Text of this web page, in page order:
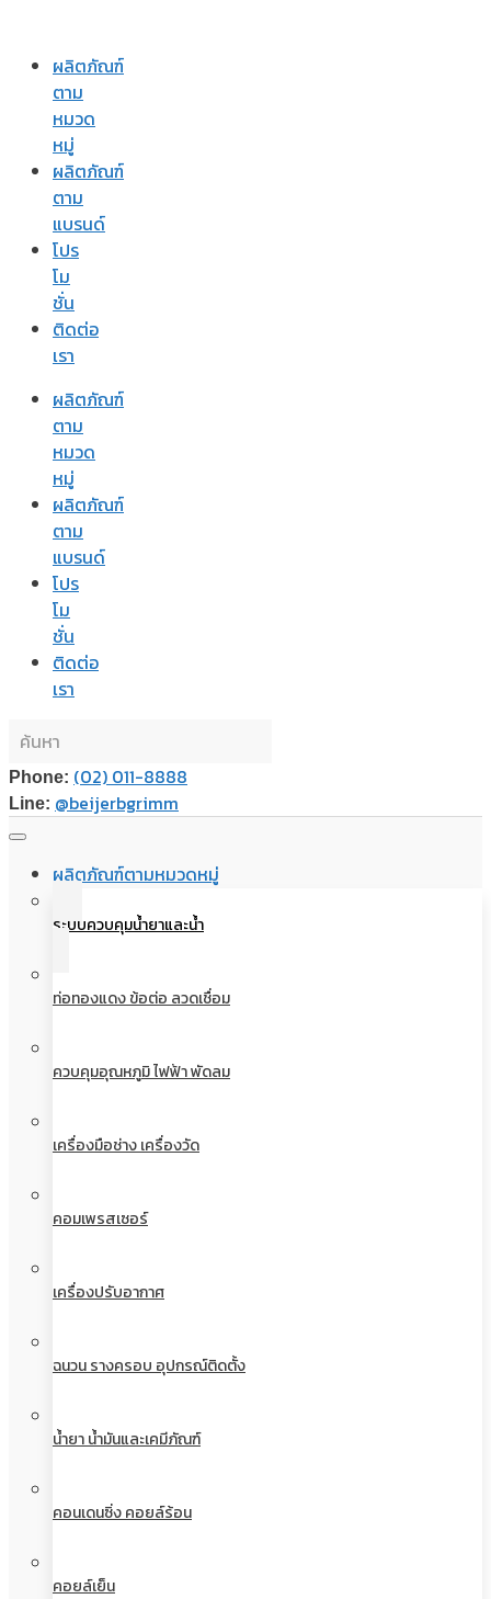
ผลิตภัณฑ์
ตาม
หมวด
หมู่
ผลิตภัณฑ์
ตาม
แบรนด์
โปร
โม
ชั่น
ติดต่อ
เรา
ผลิตภัณฑ์
ตาม
หมวด
หมู่
ผลิตภัณฑ์
ตาม
แบรนด์
โปร
โม
ชั่น
ติดต่อ
เรา
Phone: (02) 011-8888
Line: @beijerbgrimm
ผลิตภัณฑ์ตามหมวดหมู่
ระบบควบคุมน้ำยาและน้ำ
ท่อทองแดง ข้อต่อ ลวดเชื่อม
ควบคุมอุณหภูมิ ไฟฟ้า พัดลม
เครื่องมือช่าง เครื่องวัด
คอมเพรสเซอร์
เครื่องปรับอากาศ
ฉนวน รางครอบ อุปกรณ์ติดตั้ง
น้ำยา น้ำมันและเคมีภัณฑ์
คอนเดนซิ่ง คอยล์ร้อน
คอยล์เย็น